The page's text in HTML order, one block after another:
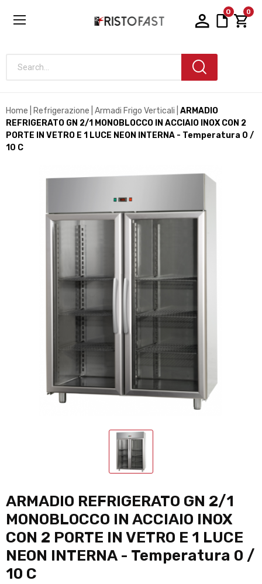
0 0
Search...
Home Refrigerazione Armadi Frigo Verticali ARMADIO
REFRIGERATO GN 2/1 MONOBLOCCO IN ACCIAIO INOX CON 2
PORTE IN VETRO E 1 LUCE NEON INTERNA - Temperatura 0 /
10 C
ARMADIO REFRIGERATO GN 2/1
MONOBLOCCO IN ACCIAIO INOX
CON 2 PORTE IN VETRO E 1 LUCE
NEON INTERNA - Temperatura 0 /
10 C